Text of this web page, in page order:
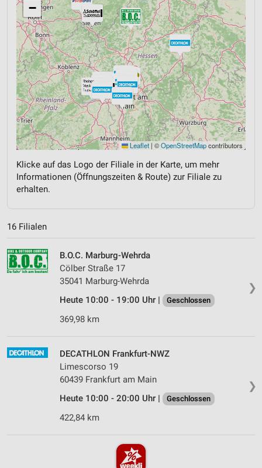
−
Leaflet | ©OpenStreetMapcontributors
Klicke auf das Logo der Filiale in der Karte, um mehr
Informationen (Öffnungszeiten & Route) zur Filiale zu
erhalten.
16 Filialen
❯
B.O.C. Marburg-Wehrda
Cölber Straße 17
35041 Marburg-Wehrda
Heute 10:00 - 19:00 Uhr |
Geschlossen
369,98 km
❯
DECATHLON Frankfurt-NWZ
Limescorso 19
60439 Frankfurt am Main
Heute 10:00 - 20:00 Uhr |
Geschlossen
422,84 km